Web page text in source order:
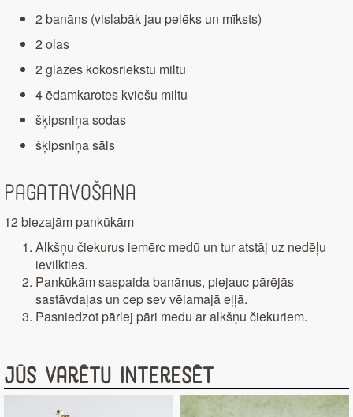
2 banāns (vislabāk jau pelēks un mīksts)
2 olas
2 glāzes kokosriekstu miltu
4 ēdamkarotes kviešu miltu
šķipsniņa sodas
šķipsniņa sāls
Pagatavošana
12 biezajām pankūkām
Alkšņu čiekurus iemērc medū un tur atstāj uz nedēļu
ievilkties.
Pankūkām saspaida banānus, piejauc pārējās
sastāvdaļas un cep sev vēlamajā eļļā.
Pasniedzot pārlej pāri medu ar alkšņu čiekuriem.
Jūs varētu interesēt